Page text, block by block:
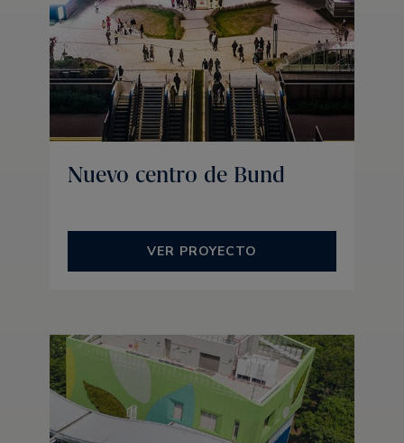
Nuevo centro de Bund
VER PROYECTO